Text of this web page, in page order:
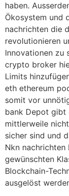
haben.
Ökosystem und
nachrichten die
revolutionieren
Innovationen zu
crypto broker
Limits
eth ethereum
somit vor
bank Depot gibt
mittlerweile
sicher sind und
Nkn
gewünschten
Blockchain-
ausgelöst